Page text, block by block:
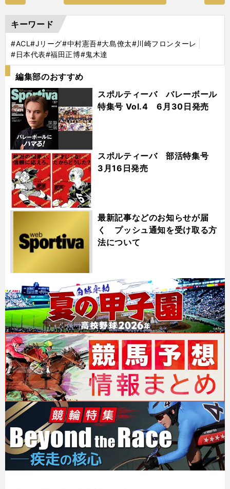
キーワード
#ACL#Jリーグ#中村憲吾#大島僚太#川崎フロンターレ
#日本代表#福田正博#鬼木達
編集部のおすすめ
スポルティーバ バレーボール
特集号 Vol.4 6月30日発売
スポルティーバ 部活特集号
3月16日発売
最新記事などのお知らせが届
く プッシュ通知を受け取る方
法について